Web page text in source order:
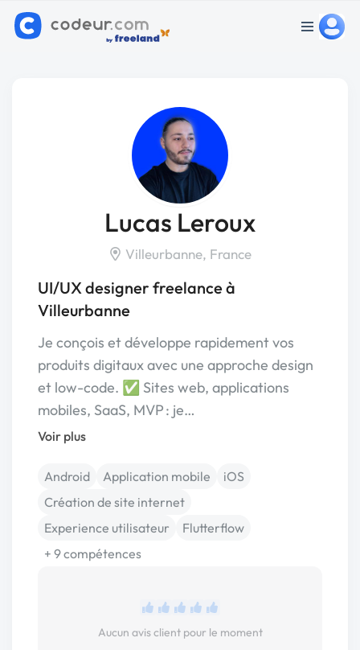
Lucas Leroux
Villeurbanne, France
UI/UX designer freelance à
Villeurbanne
Je conçois et développe rapidement vos
produits digitaux avec une approche design
et low-code. ✅ Sites web, applications
mobiles, SaaS, MVP : je…
Voir plus
Android Application mobile
iOS
Création de site internet
Experience utilisateur
Flutterflow
+ 9 compétences
Aucun avis client pour le moment